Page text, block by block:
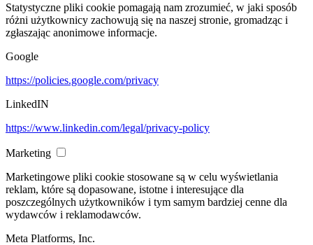
Statystyczne pliki cookie pomagają nam zrozumieć, w jaki sposób
różni użytkownicy zachowują się na naszej stronie, gromadząc i
zgłaszając anonimowe informacje.
Google
https://policies.google.com/privacy
LinkedIN
https://www.linkedin.com/legal/privacy-policy
Marketing
Marketingowe pliki cookie stosowane są w celu wyświetlania
reklam, które są dopasowane, istotne i interesujące dla
poszczególnych użytkowników i tym samym bardziej cenne dla
wydawców i reklamodawców.
Meta Platforms, Inc.